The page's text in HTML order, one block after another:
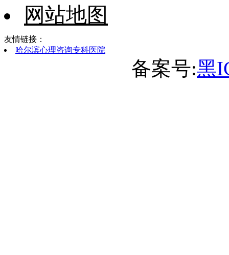
网站地图
友情链接：
哈尔滨心理咨询专科医院
备案号:黑